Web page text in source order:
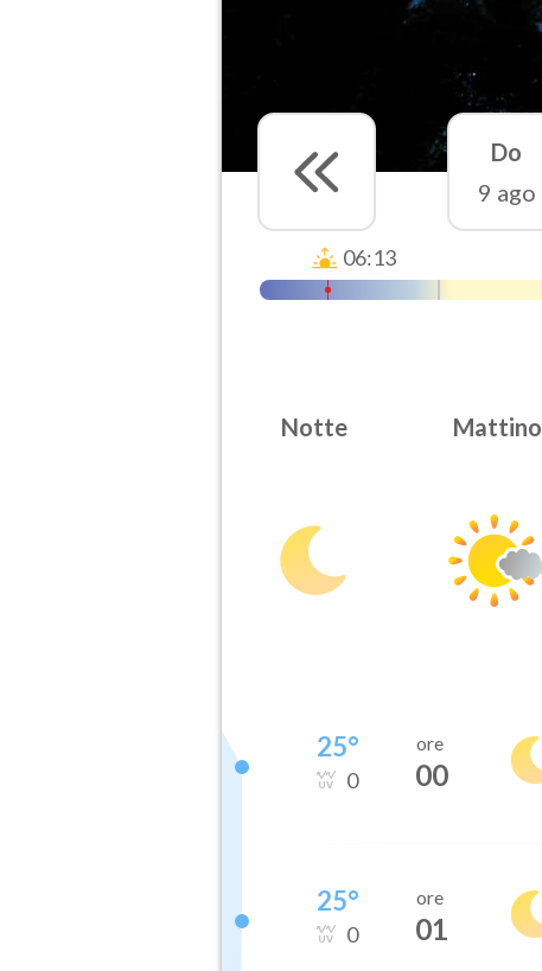
Do
9 ago
06:13
Notte Mattino
25°
0
ore
00
25°
0
ore
01